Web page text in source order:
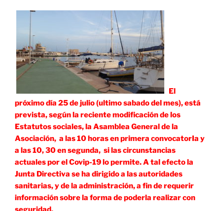
El
próximo día 25 de julio (ultimo sabado del mes), está
prevista, según la reciente modificación de los
Estatutos sociales, la Asamblea General de la
Asociación, a las 10 horas en primera convocatorIa y
a las 10, 30 en segunda, si las circunstancias
actuales por el Covip-19 lo permite. A tal efecto la
Junta Directiva se ha dirigido a las autoridades
sanitarias, y de la administración, a fin de requerir
información sobre la forma de poderla realizar con